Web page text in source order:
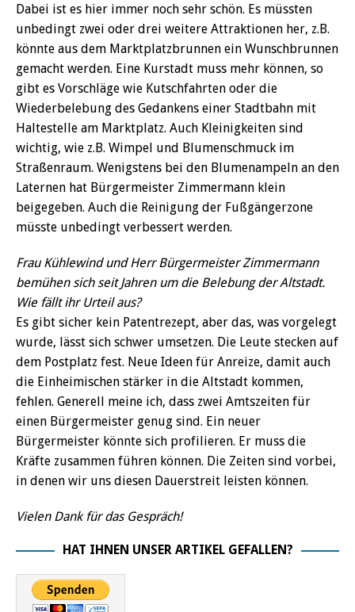
Dabei ist es hier immer noch sehr schön. Es müssten
unbedingt zwei oder drei weitere Attraktionen her, z.B.
könnte aus dem Marktplatzbrunnen ein Wunschbrunnen
gemacht werden. Eine Kurstadt muss mehr können, so
gibt es Vorschläge wie Kutschfahrten oder die
Wiederbelebung des Gedankens einer Stadtbahn mit
Haltestelle am Marktplatz. Auch Kleinigkeiten sind
wichtig, wie z.B. Wimpel und Blumenschmuck im
Straßenraum. Wenigstens bei den Blumenampeln an den
Laternen hat Bürgermeister Zimmermann klein
beigegeben. Auch die Reinigung der Fußgängerzone
müsste unbedingt verbessert werden.
Frau Kühlewind und Herr Bürgermeister Zimmermann
bemühen sich seit Jahren um die Belebung der Altstadt.
Wie fällt ihr Urteil aus?
Es gibt sicher kein Patentrezept, aber das, was vorgelegt
wurde, lässt sich schwer umsetzen. Die Leute stecken auf
dem Postplatz fest. Neue Ideen für Anreize, damit auch
die Einheimischen stärker in die Altstadt kommen,
fehlen. Generell meine ich, dass zwei Amtszeiten für
einen Bürgermeister genug sind. Ein neuer
Bürgermeister könnte sich profilieren. Er muss die
Kräfte zusammen führen können. Die Zeiten sind vorbei,
in denen wir uns diesen Dauerstreit leisten können.
Vielen Dank für das Gespräch!
HAT IHNEN UNSER ARTIKEL GEFALLEN?